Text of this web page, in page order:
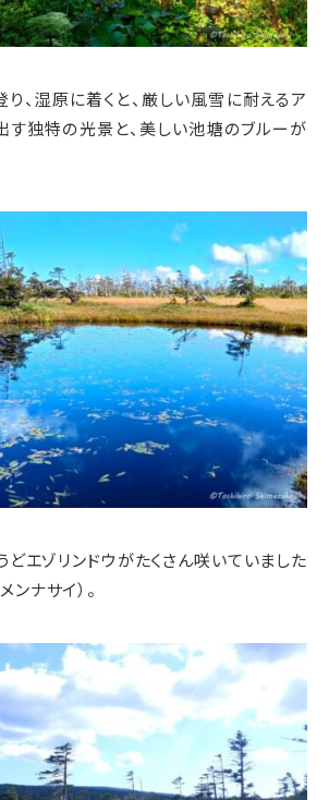
、湿原に着くと、厳しい風雪に耐えるア
す独特の光景と、美しい池塘のブルーが
どエゾリンドウがたくさん咲いていました
ンナサイ）。